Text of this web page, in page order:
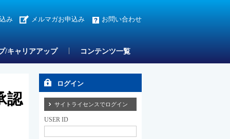
み メルマガお申込み お問い合わせ
/キャリアアップ コンテンツ一覧
認
ログイン
サイトライセンスでログイン
USER ID